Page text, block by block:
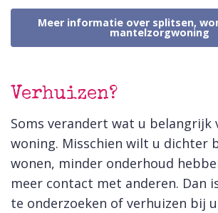
Meer informatie over splitsen,
mantelzorgwoning
Verhuizen?
Soms verandert wat u belangrijk
woning. Misschien wilt u dichter
wonen, minder onderhoud
meer contact met anderen. Dan
te onderzoeken of verhuizen bij